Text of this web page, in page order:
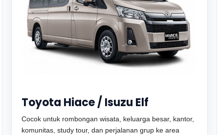
Toyota Hiace / Isuzu Elf
Cocok untuk rombongan wisata, keluarga besar, kantor,
komunitas, study tour, dan perjalanan grup ke area